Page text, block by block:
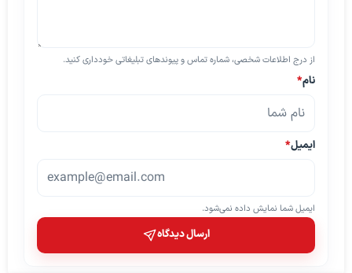
از درج اطلاعات شخصی، شماره تماس و پیوندهای تبلیغاتی خودداری کنید.
نام*
ایمیل*
ایمیل شما نمایش داده نمی‌شود.
ارسال دیدگاه